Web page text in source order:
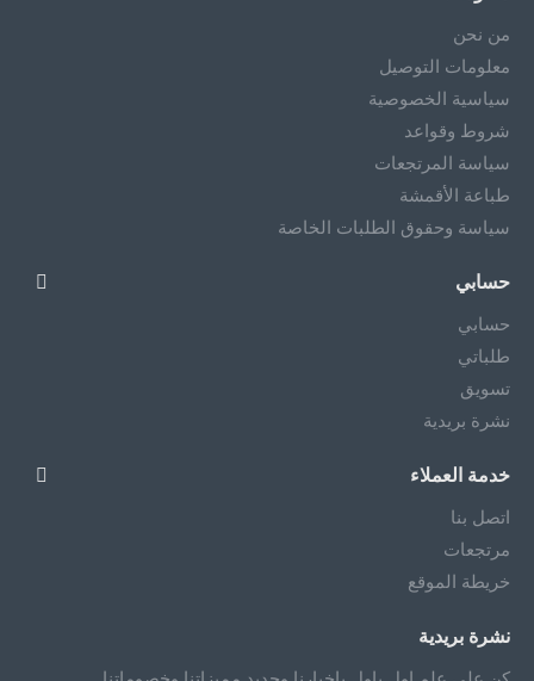
من نحن
معلومات التوصيل
سياسية الخصوصية
شروط وقواعد
سياسة المرتجعات
طباعة الأقمشة
سياسة وحقوق الطلبات الخاصة
حسابي
حسابي
طلباتي
تسويق
نشرة بريدية
خدمة العملاء
اتصل بنا
مرتجعات
خريطة الموقع
نشرة بريدية